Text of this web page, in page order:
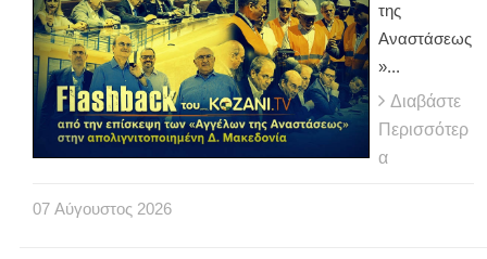
της
Αναστάσεως
»...
Διαβάστε
Περισσότερ
α
07 Αύγουστος 2026